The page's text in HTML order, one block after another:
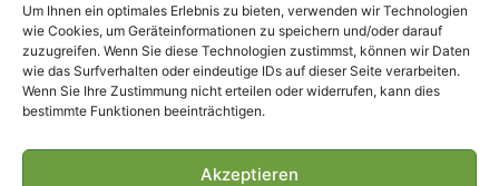
Um Ihnen ein optimales Erlebnis zu bieten, verwenden wir Technologien
wie Cookies, um Geräteinformationen zu speichern und/oder darauf
zuzugreifen. Wenn Sie diese Technologien zustimmst, können wir Daten
wie das Surfverhalten oder eindeutige IDs auf dieser Seite verarbeiten.
Wenn Sie Ihre Zustimmung nicht erteilen oder widerrufen, kann dies
bestimmte Funktionen beeinträchtigen.
Akzeptieren